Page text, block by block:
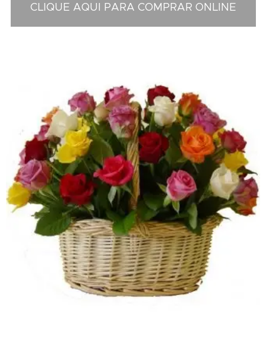
CLIQUE AQUI PARA COMPRAR ONLINE